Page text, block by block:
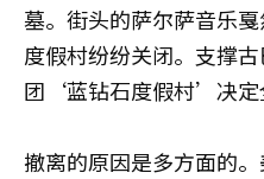
墓。街头的萨尔萨音乐
度假村纷纷关闭。支撑
团‘蓝钻石度假村’决定
撤离的原因是多方面的。